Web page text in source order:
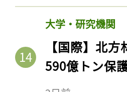
大学・研究機関
【国際】北
590億トン保